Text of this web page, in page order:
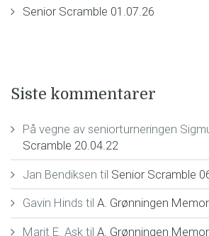
Senior Scramble 01.07.26
Siste kommentarer
På vegne av seniorturneringen
Scramble 20.04.22
Jan Bendiksen til Senior Scramble
Gavin Hinds til A. Grønningen
Marit E. Asktil A. Grønningen